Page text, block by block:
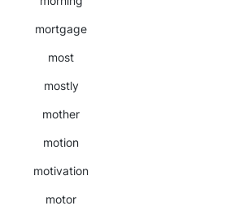
mortgage
most
mostly
mother
motion
motivation
motor